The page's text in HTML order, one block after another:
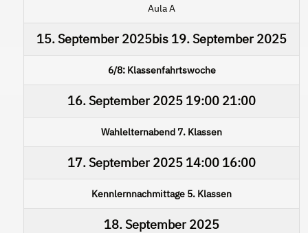
Aula A
15. September 2025bis 19. September 2025
6/8: Klassenfahrtswoche
16. September 2025 19:00 21:00
Wahlelternabend 7. Klassen
17. September 2025 14:00 16:00
Kennlernnachmittage 5. Klassen
18. September 2025